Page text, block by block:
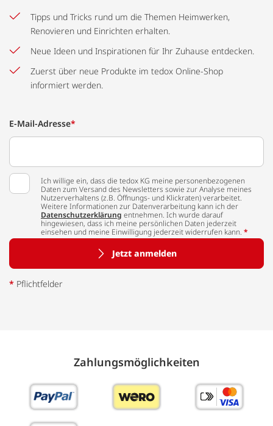
Tipps und Tricks rund um die Themen Heimwerken,
Renovieren und Einrichten erhalten.
Neue Ideen und Inspirationen für Ihr Zuhause entdecken.
Zuerst über neue Produkte im tedox Online-Shop
informiert werden.
E-Mail-Adresse*
Ich willige ein, dass die tedox KG meine personenbezogenen
Daten zum Versand des Newsletters sowie zur Analyse meines
Nutzerverhaltens (z.B. Öffnungs- und Klickraten) verarbeitet.
Weitere Informationen zur Datenverarbeitung kann ich der
Datenschutzerklärung entnehmen. Ich wurde darauf
hingewiesen, dass ich meine persönlichen Daten jederzeit
einsehen und meine Einwilligung jederzeit widerrufen kann. *
Jetzt anmelden
* Pflichtfelder
Zahlungs­möglich­keiten